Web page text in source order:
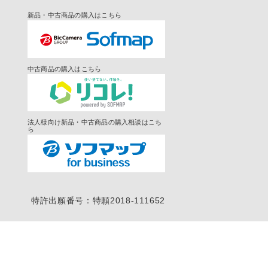
新品・中古商品の購入はこちら
中古商品の購入はこちら
法人様向け新品・中古商品の購入相談はこち
ら
特許出願番号：特願2018-111652